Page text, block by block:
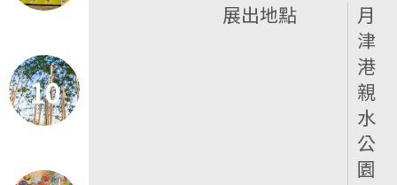
10
展出地點
月
津
港
親
水
公
園